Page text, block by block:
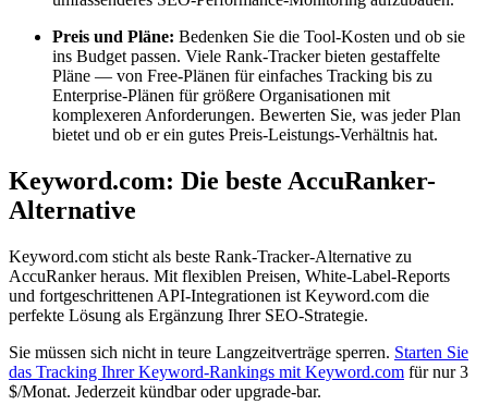
Preis und Pläne: Bedenken Sie die Tool-Kosten und ob sie
ins Budget passen. Viele Rank-Tracker bieten gestaffelte
Pläne — von Free-Plänen für einfaches Tracking bis zu
Enterprise-Plänen für größere Organisationen mit
komplexeren Anforderungen. Bewerten Sie, was jeder Plan
bietet und ob er ein gutes Preis-Leistungs-Verhältnis hat.
Keyword.com: Die beste AccuRanker-
Alternative
Keyword.com sticht als beste Rank-Tracker-Alternative zu
AccuRanker heraus. Mit flexiblen Preisen, White-Label-Reports
und fortgeschrittenen API-Integrationen ist Keyword.com die
perfekte Lösung als Ergänzung Ihrer SEO-Strategie.
Sie müssen sich nicht in teure Langzeitverträge sperren. Starten Sie
das Tracking Ihrer Keyword-Rankings mit Keyword.com für nur 3
$/Monat. Jederzeit kündbar oder upgrade-bar.